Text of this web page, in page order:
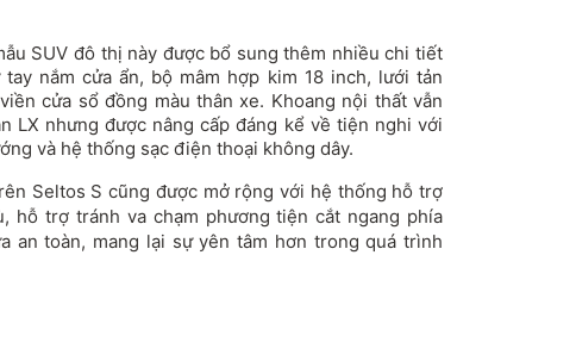
SUV đô thị này được bổ sung thêm nhiều chi tiết
nắm cửa ẩn, bộ mâm hợp kim 18 inch, lưới tản
cửa sổ đồng màu thân xe. Khoang nội thất vẫn
LX nhưng được nâng cấp đáng kể về tiện nghi với
và hệ thống sạc điện thoại không dây.
Seltos S cũng được mở rộng với hệ thống hỗ trợ
hỗ trợ tránh va chạm phương tiện cắt ngang phía
an toàn, mang lại sự yên tâm hơn trong quá trình